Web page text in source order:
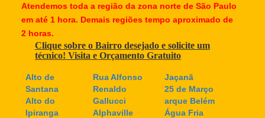
Atendemos toda a região da zona norte de São Paulo
em até 1 hora. Demais regiões tempo aproximado de
2 horas.
Clique sobre o Bairro desejado e solicite um
técnico! Visita e Orçamento Gratuito
Alto de
Santana
Alto do
Ipiranga
Rua Alfonso
Renaldo
Gallucci
Alphaville
Jaçanã
25 de Março
arque Belém
Água Fria